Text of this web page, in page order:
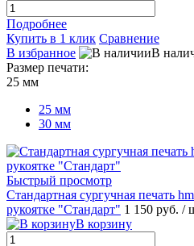
Подробнее
Купить в 1 клик Сравнение
В избранное
В
Размер печати:
25 мм
25 мм
30 мм
Быстрый просмотр
Стандартная сургучная печать
рукоятке "Стандарт" 1 150 руб. /
В корзину